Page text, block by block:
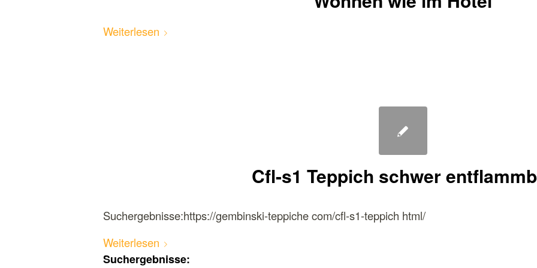
Weiterlesen
Cfl-s1 Teppich schwer
Suchergebnisse:https://gembinski-teppiche com/cfl-s1-teppich html/
Weiterlesen
Suchergebnisse: